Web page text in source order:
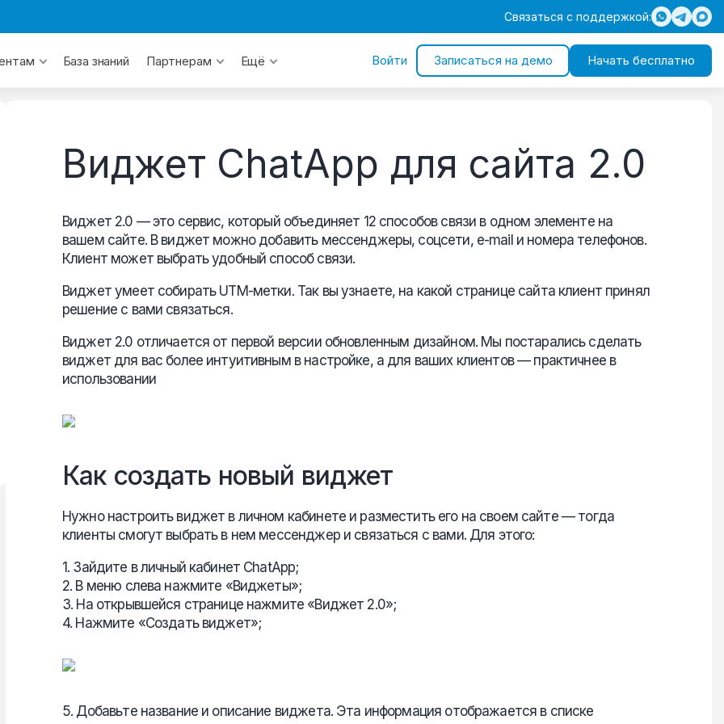
Связаться с поддержкой:
База знаний Партнерам Ещё Войти Записаться на демо Начать бесплатно
Виджет ChatApp для сайта 2.0
Виджет 2.0 — это сервис, который объединяет 12 способов связи в одном элементе на
вашем сайте. В виджет можно добавить мессенджеры, соцсети, e-mail и номера телефонов.
Клиент может выбрать удобный способ связи.
Виджет умеет собирать UTM-метки. Так вы узнаете, на какой странице сайта клиент принял
решение с вами связаться.
Виджет 2.0 отличается от первой версии обновленным дизайном. Мы постарались сделать
виджет для вас более интуитивным в настройке, а для ваших клиентов — практичнее в
использовании
Как создать новый виджет
Нужно настроить виджет в личном кабинете и разместить его на своем сайте — тогда
клиенты смогут выбрать в нем мессенджер и связаться с вами. Для этого:
1. Зайдите в личный кабинет ChatApp;
2. В меню слева нажмите «Виджеты»;
3. На открывшейся странице нажмите «Виджет 2.0»;
4. Нажмите «Создать виджет»;
5. Добавьте название и описание виджета. Эта информация отображается в списке